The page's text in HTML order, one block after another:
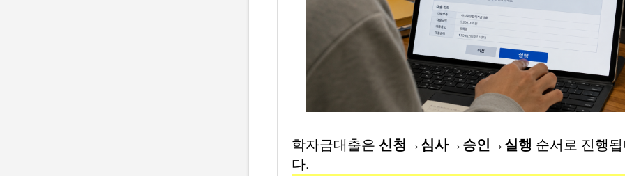
학자금대출은 신청→심사→승인→실행 순서로 진행됩
다.